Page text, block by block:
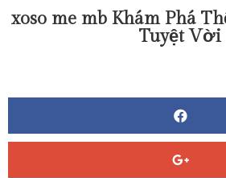
xoso me mb Khám Phá
Tuyệt Vời